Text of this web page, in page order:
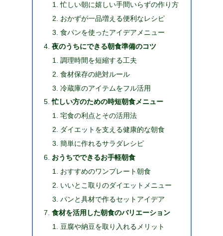
忙しい朝に嬉しい手間いらずの作り方
おかずが一品増える便利なレシピ
食パンを使ったアイデアメニュー
夜のうちにできる朝食準備のコツ
調理時間を短縮する工夫
食材保存の絶対ルール
冷蔵庫のアイテムをフル活用
忙しい方のための時短朝食メニュー
宅食の利点とその活用法
ダイエットを支える健康的な朝食
簡単に作れるサラダレシピ
おうちでできるお手軽朝食
おすすめのワンプレート朝食
いいとこ取りのダイエットメニュー
パンと具材で作るセットアイデア
食材を活用した朝食のバリエーション
豆腐や納豆を取り入れるメリット